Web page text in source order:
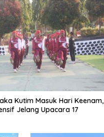
Kutim Masuk Hari Keenam,
Jelang Upacara 17